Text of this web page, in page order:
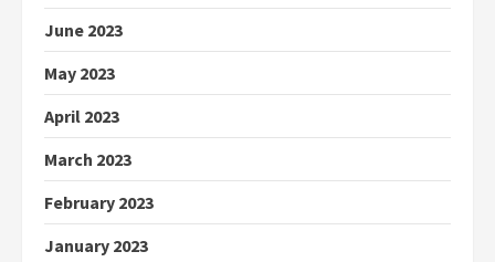
June 2023
May 2023
April 2023
March 2023
February 2023
January 2023